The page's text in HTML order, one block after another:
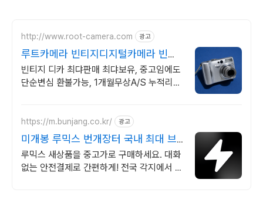
http://www.root-camera.com 광고
루트카메라 빈티지디지털카메라 빈티
지 디카 디지털카메라
빈티지 디카 최댜판매 최댜보유, 중고임에도
단순변심 환불가능, 1개월무상A/S 누적리뷰
https://m.bunjang.co.kr/ 광고
미개봉 루믹스 번개장터 국내 최대 브
랜드 중고거래
루믹스 새상품을 중고가로 구매하세요. 대화
없는 안전결제로 간편하게! 전국 각지에서 올